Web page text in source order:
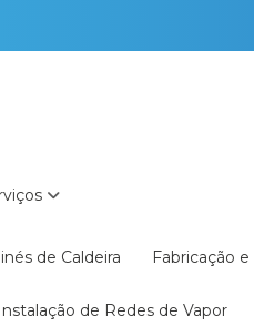
de Caldeira Fabricação
Instalação de Redes de Vapor